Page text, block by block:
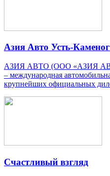
Азия Авто Усть-
АЗИЯ АВТО (ООО «АЗИЯ
– международная
крупнейших официальных
Счастливый взгляд